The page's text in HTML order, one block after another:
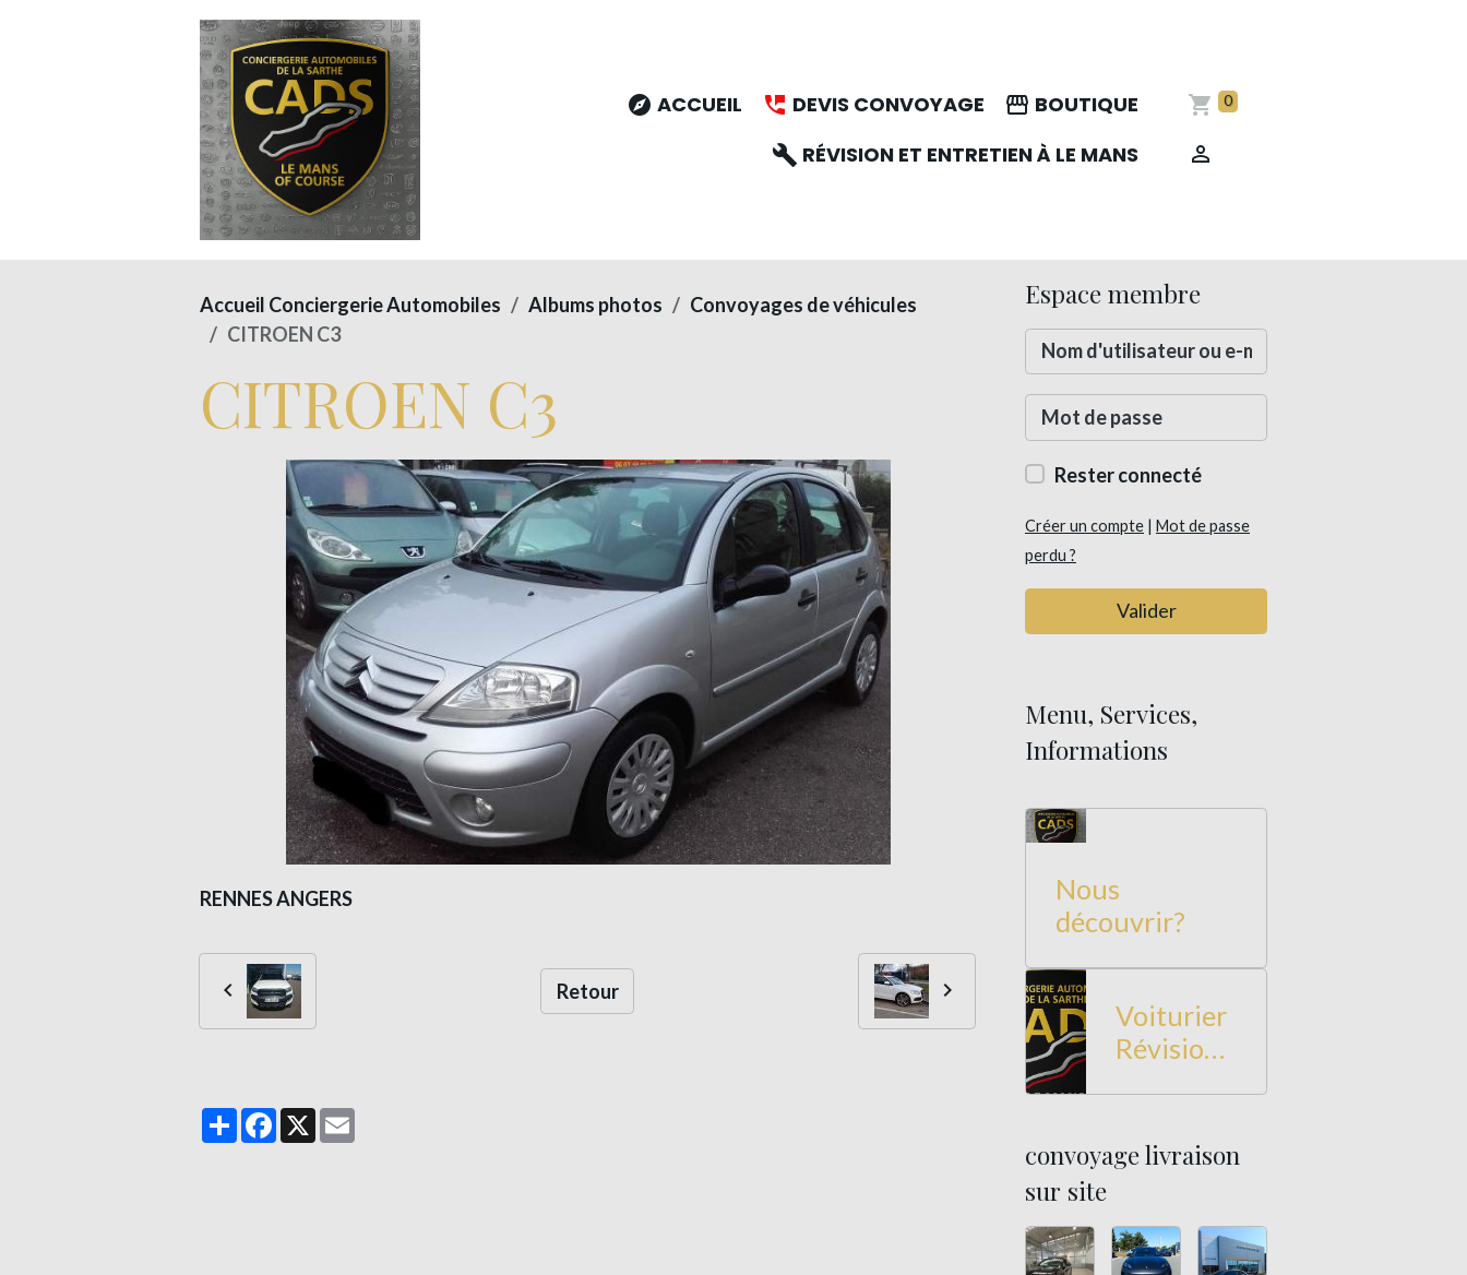
ACCUEIL DEVIS CONVOYAGE
BOUTIQUE
RÉVISION ET ENTRETIEN À LE MANS
0
Accueil Conciergerie Automobiles Albums photos
Convoyages de véhicules
CITROEN C3
CITROEN C3
RENNES ANGERS
Retour
PartagerFacebook
X
Espace membre
Rester connecté
Créer un compte | Mot de passe
perdu ?
Valider
Menu, Services,
Informations
Nous
découvrir?
Voiturier
Révision
à Le Mans
convoyage livraison
sur site